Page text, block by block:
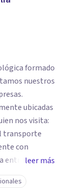
formado
ubicadas
nos visita:
transporte
con
orientarles
leer más